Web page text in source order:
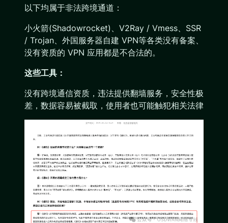
以下均属于非法跨境通道：
小火箭(Shadowrocket)、V2Ray / Vmess、SSR
/ Trojan、外国服务器自建 VPN等各类没有备案、
没有资质的 VPN 应用都是不合法的。
这些工具：
没有跨境通信资质，违法提供翻墙服务，安全性极
差，数据容易被截取，使用者也可能触犯相关法律